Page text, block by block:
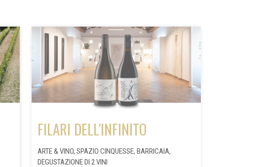
FILARI DELL'INFINITO
ARTE & VINO, SPAZIO CINQUESSE, BARRICAIA,
DEGUSTAZIONE DI 2 VINI